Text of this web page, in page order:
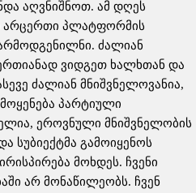
აღვნიშნოთ. ამ დღეს
პლატფორმის
ძალიან
ვიდგეთ ხალხთან და
ძალიან მნიშვნელოვანია,
პარტიული
ეროვნული მნიშვნელობის
სუბიექტმა გამოიყენოს
მოხდეს. ჩვენი
არ მონაწილეობს. ჩვენ